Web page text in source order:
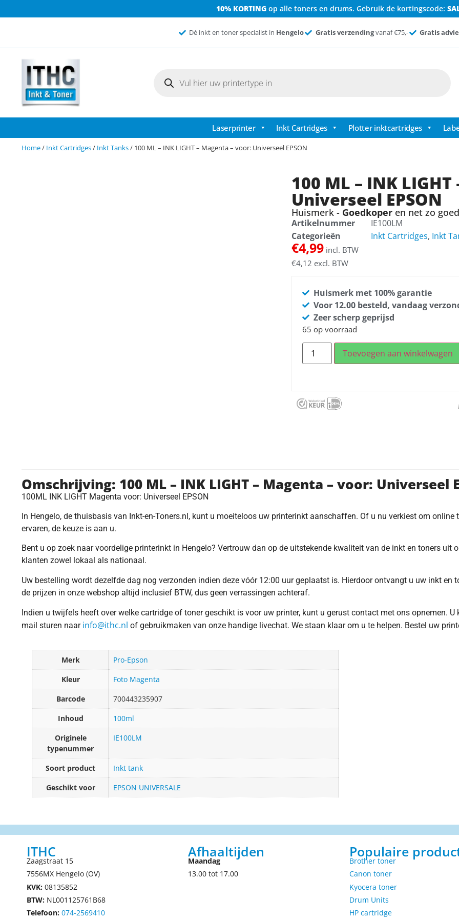
10% KORTINGop alle toners en drums. Gebruik de kortingscode:
Dé inkt en toner specialist in Hengelo Gratis verzendingvanaf €75,- Gratis
Laserprinter Inkt Cartridges Plotter inktcartridges
Home/ Inkt Cartridges/ Inkt Tanks/ 100 ML – INK LIGHT – Magenta – voor: Universeel EPSON
100 ML – INK
Universeel EPSON
Huismerk - Goedkoperen net zo
Artikelnummer
IE100LM
Categorieën
Inkt Cartridges, Inkt
€4,99incl. BTW
€4,12 excl. BTW
Huismerk met 100% garantie
Voor 12.00 besteld, vandaag
Zeer scherp geprijsd
65 op voorraad
Toevoegen aan winkelwagen
Omschrijving: 100 ML – INK LIGHT – Magenta – voor: Universeel
100ML INK LIGHT Magenta voor: Universeel EPSON
In Hengelo, de thuisbasis van Inkt-en-Toners.nl, kunt u moeiteloos uw printerinkt aanschaffen. Of u nu verkiest om
ervaren, de keuze is aan u.
Bent u op zoek naar voordelige printerinkt in Hengelo? Vertrouw dan op de uitstekende kwaliteit van de inkt en toners
klanten zowel lokaal als nationaal.
Uw bestelling wordt dezelfde dag nog verzonden indien deze vóór 12:00 uur geplaatst is. Hierdoor ontvangt u uw inkt en
de prijzen in onze webshop altijd inclusief BTW, dus geen verrassingen achteraf.
Indien u twijfels heeft over welke cartridge of toner geschikt is voor uw printer, kunt u gerust contact met ons opnemen.
mail sturen naar info@ithc.nl of gebruikmaken van onze handige livechat. We staan klaar om u te helpen. Bestel uw
Merk
Pro-Epson
Kleur
Foto Magenta
Barcode
700443235907
Inhoud
100ml
Originele
typenummer
IE100LM
Soort product
Inkt tank
Geschikt voor
EPSON UNIVERSALE
ITHC
Zaagstraat 15
7556MX Hengelo (OV)
KVK: 08135852
BTW: NL001125761B68
Telefoon: 074-2569410
Afhaaltijden
Maandag
13.00 tot 17.00
Populaire
Brother toner
Canon toner
Kyocera toner
Drum Units
HP cartridge